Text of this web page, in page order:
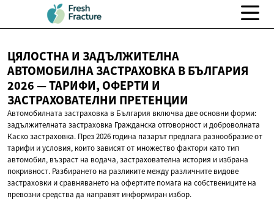
ЦЯЛОСТНА И ЗАДЪЛЖИТЕЛНА
АВТОМОБИЛНА ЗАСТРАХОВКА В БЪЛГАРИЯ
2026 — ТАРИФИ, ОФЕРТИ И
ЗАСТРАХОВАТЕЛНИ ПРЕТЕНЦИИ
Автомобилната застраховка в България включва две основни форми:
задължителната застраховка Гражданска отговорност и доброволната
Каско застраховка. През 2026 година пазарът предлага разнообразие от
тарифи и условия, които зависят от множество фактори като тип
автомобил, възраст на водача, застрахователна история и избрана
покривност. Разбирането на разликите между различните видове
застраховки и сравняването на офертите помага на собствениците на
превозни средства да направят информиран избор.